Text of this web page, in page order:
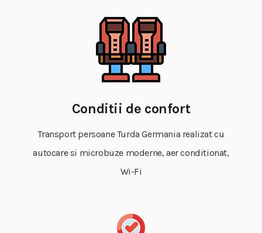
Conditii de confort
Transport persoane Turda Germania realizat cu
autocare si microbuze moderne, aer conditionat,
Wi-Fi